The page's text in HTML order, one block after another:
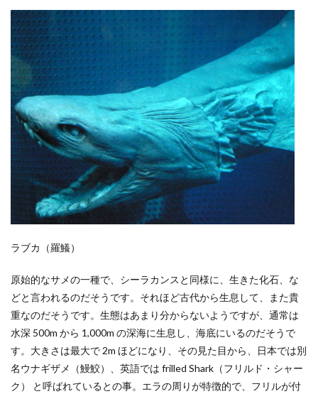
ラブカ（羅鱶）
原始的なサメの一種で、シーラカンスと同様に、生きた化石、な
どと言われるのだそうです。それほど古代から生息して、また貴
重なのだそうです。生態はあまり分からないようですが、通常は
水深 500m から 1,000m の深海に生息し、海底にいるのだそうで
す。大きさは最大で 2m ほどになり、その見た目から、日本では別
名ウナギザメ（鰻鮫）、英語では frilled Shark（フリルド・シャー
ク） と呼ばれているとの事。エラの周りが特徴的で、フリルが付